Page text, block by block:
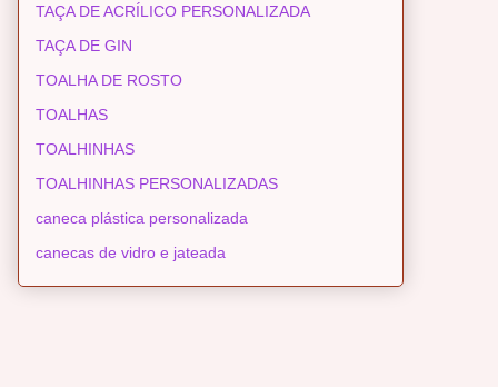
TAÇA DE ACRÍLICO PERSONALIZADA
TAÇA DE GIN
TOALHA DE ROSTO
TOALHAS
TOALHINHAS
TOALHINHAS PERSONALIZADAS
caneca plástica personalizada
canecas de vidro e jateada